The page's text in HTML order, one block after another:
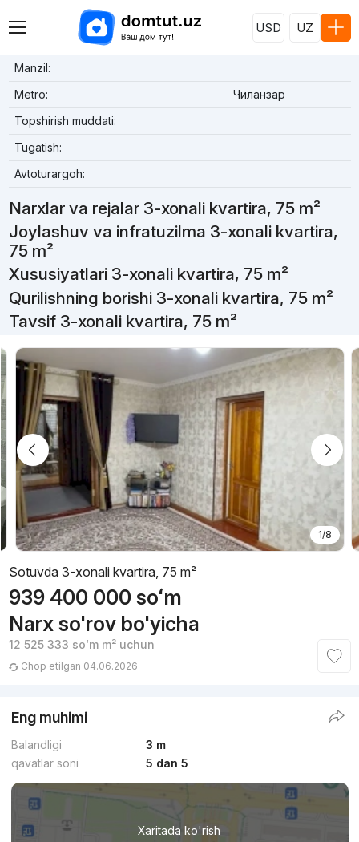
USD UZ
Manzil:
Metro:
Чиланзар
Topshirish muddati:
Tugatish:
Avtoturargoh:
Narxlar va rejalar 3-xonali kvartira, 75 m²
Joylashuv va infratuzilma 3-xonali kvartira,
75 m²
Xususiyatlari 3-xonali kvartira, 75 m²
Qurilishning borishi 3-xonali kvartira, 75 m²
Tavsif 3-xonali kvartira, 75 m²
1/8
Sotuvda 3-xonali kvartira, 75 m²
939 400 000 soʻm
Narx so'rov bo'yicha
12 525 333 soʻmm² uchun
Chop etilgan 04.06.2026
Eng muhimi
Balandligi
3 m
qavatlar soni
5 dan 5
Xaritada ko'rish